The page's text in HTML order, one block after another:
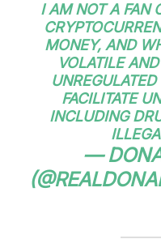
I AM NOT A FAN
MONEY, AND
VOLATILE
FACILITATE
INCLUDING
—